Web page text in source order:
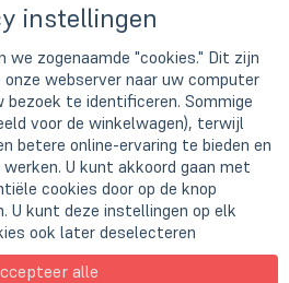
C Gigabit LAN-Adapter mit 3-
€ 19,90
BTW excl.verzending
(öffnet in neuem Tab)
incl. BTW excl.verzending
ca. 4-5 Werktage Lieferzeit
10+ beschikbaar
Verzendkosten & Levertijden
instellingen
we zogenaamde "cookies." Dit zijn
webserver naar uw computer
te identificeren. Sommige
voor de winkelwagen), terwijl
betere online-ervaring te bieden en
U kunt akkoord gaan met
cookies door op de knop
U kunt deze instellingen op elk
ook later deselecteren
alle